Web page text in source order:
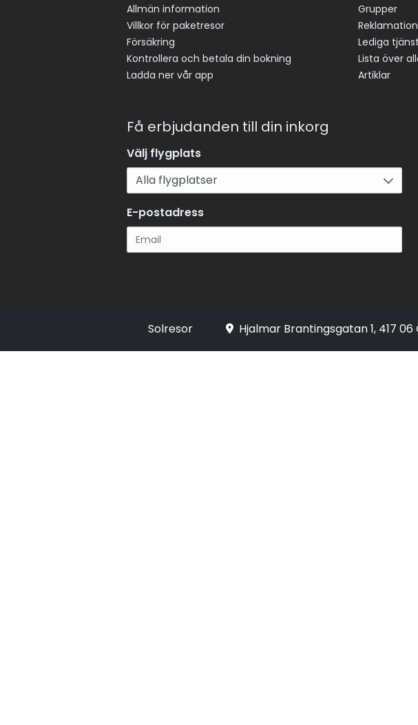
Allmän information
Villkor för paketresor
Försäkring
Kontrollera och betala din bokning
Ladda ner vår app
Grupper
Reklamation
Lediga
Lista över
Artiklar
Få erbjudanden till din inkorg
Välj flygplats
E-postadress
Solresor Hjalmar Brantingsgatan 1, 417